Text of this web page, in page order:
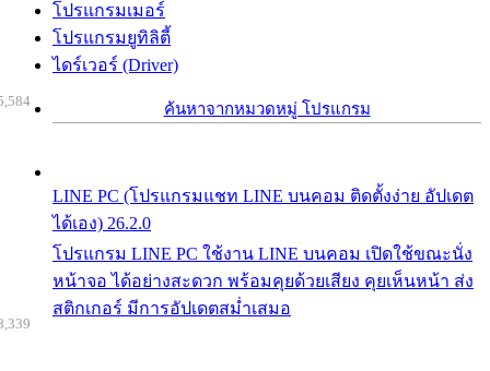
โปรแกรมเมอร์
โปรแกรมยูทิลิตี้
ไดร์เวอร์ (Driver)
ค้นหาจากหมวดหมู่ โปรแกรม
LINE PC (โปรแกรมแชท LINE บนคอม ติดตั้งง่าย อัปเดต
ได้เอง) 26.2.0
โปรแกรม LINE PC ใช้งาน LINE บนคอม เปิดใช้ขณะนั่ง
หน้าจอ ได้อย่างสะดวก พร้อมคุยด้วยเสียง คุยเห็นหน้า ส่ง
สติกเกอร์ มีการอัปเดตสม่ำเสมอ